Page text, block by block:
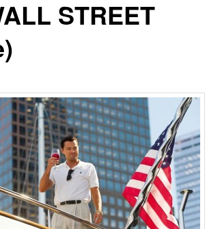
STREET